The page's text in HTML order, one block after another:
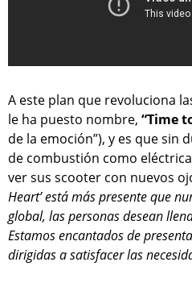
A este plan que revoluciona
le ha puesto nombre, “Time
de la emoción”), y es que sin
de combustión como
ver sus scooter con nuevos
Heart’ está más presente que
global, las personas desean
Estamos encantados de
dirigidas a satisfacer las